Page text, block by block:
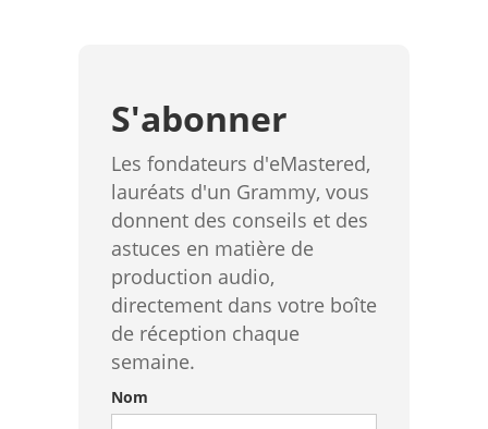
S'abonner
Les fondateurs d'eMastered,
lauréats d'un Grammy, vous
donnent des conseils et des
astuces en matière de
production audio,
directement dans votre boîte
de réception chaque
semaine.
Nom